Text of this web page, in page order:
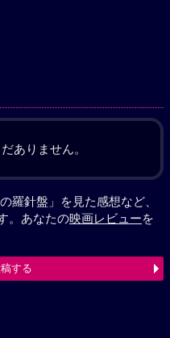
ありません。
羅針盤」を見た感想など、
。あなたの映画レビューを
する